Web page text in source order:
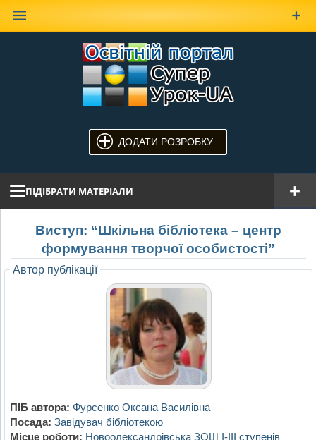
ДОДАТИ РОЗРОБКУ
ПІДІБРАТИ МАТЕРІАЛИ
Виступ: “Шкільна бібліотека – центр
формування творчої особистості”
Автор публікації
ПІБ автора: Фурсенко Оксана Василівна
Посада: Завідувач бібліотекою
Місце роботи: Новоолександрівська ЗОШ І-ІІІ ступенів